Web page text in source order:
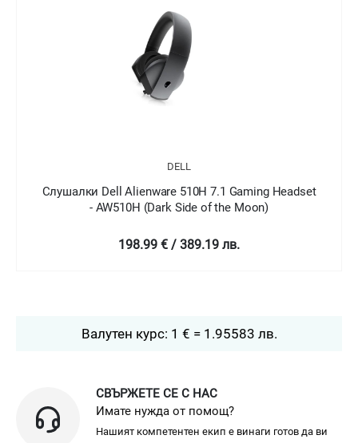
DELL
Слушалки Dell Alienware 510H 7.1 Gaming Headset
- AW510H (Dark Side of the Moon)
198.99 € / 389.19 лв.
Валутен курс: 1 € = 1.95583 лв.
СВЪРЖЕТЕ СЕ С НАС
Имате нужда от помощ?
Нашият компетентен екип е винаги готов да ви